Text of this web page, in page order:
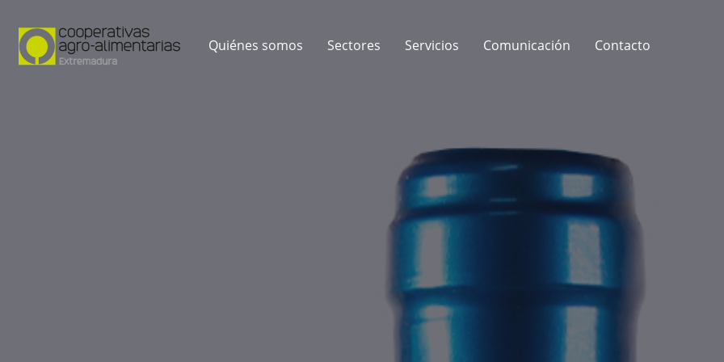
Quiénes somos Sectores Servicios Comunicación Contacto